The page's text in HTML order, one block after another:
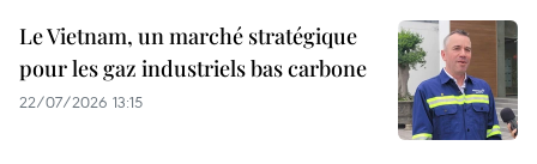
Le Vietnam, un marché stratégique
pour les gaz industriels bas carbone
22/07/2026 13:15